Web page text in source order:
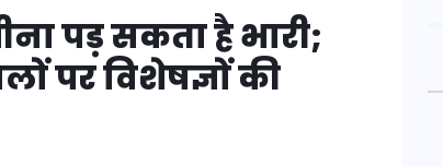
पड़ सकता है भारी;
पर विशेषज्ञों की